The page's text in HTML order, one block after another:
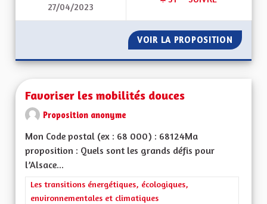
27/04/2023
VOIR LA PROPOSITION
Favoriser les mobilités douces
Proposition anonyme
Mon Code postal (ex : 68 000) : 68124Ma
proposition : Quels sont les grands défis pour
l’Alsace...
Filtrer les résultats de la catégorie : Les transitions
Les transitions énergétiques, écologiques,
environnementales et climatiques